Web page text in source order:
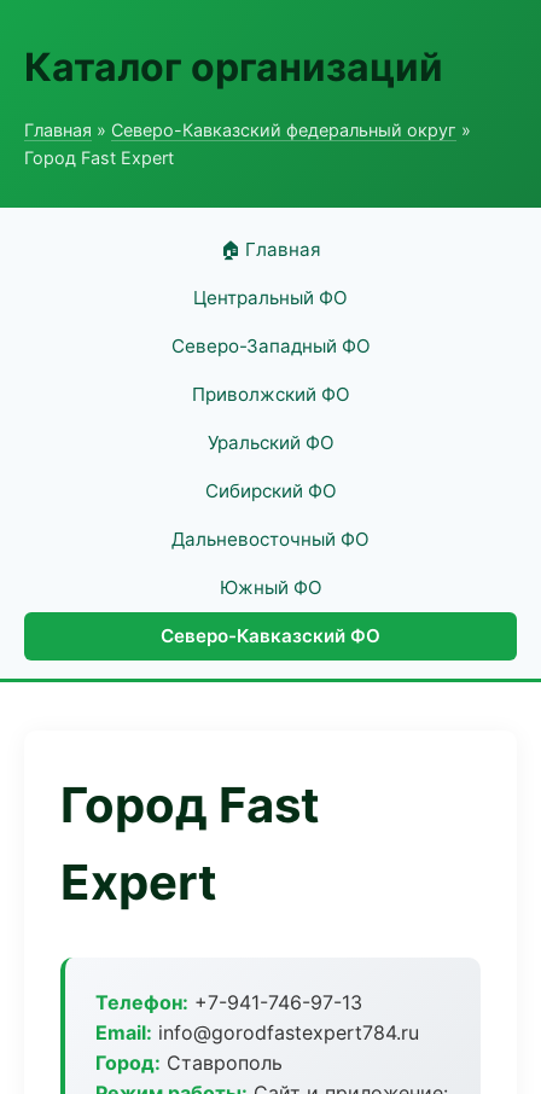
Каталог организаций
Главная » Северо-Кавказский федеральный округ »
Город Fast Expert
🏠 Главная
Центральный ФО
Северо-Западный ФО
Приволжский ФО
Уральский ФО
Сибирский ФО
Дальневосточный ФО
Южный ФО
Северо-Кавказский ФО
Город Fast
Expert
Телефон: +7-941-746-97-13
Email: info@gorodfastexpert784.ru
Город: Ставрополь